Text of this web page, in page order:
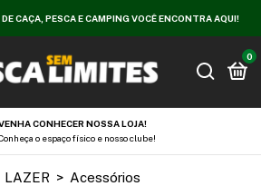
CAÇA, PESCA E CAMPING VOCÊ ENCONTRA AQUI!
0
CONHECER NOSSA LOJA!
o espaço físico e nosso clube!
LAZER > Acessórios